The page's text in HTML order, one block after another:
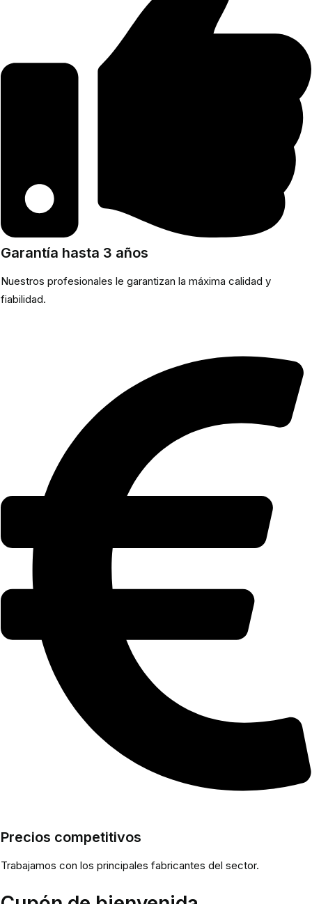
Garantía hasta 3 años
Nuestros profesionales le garantizan la máxima calidad y
fiabilidad.
Precios competitivos
Trabajamos con los principales fabricantes del sector.